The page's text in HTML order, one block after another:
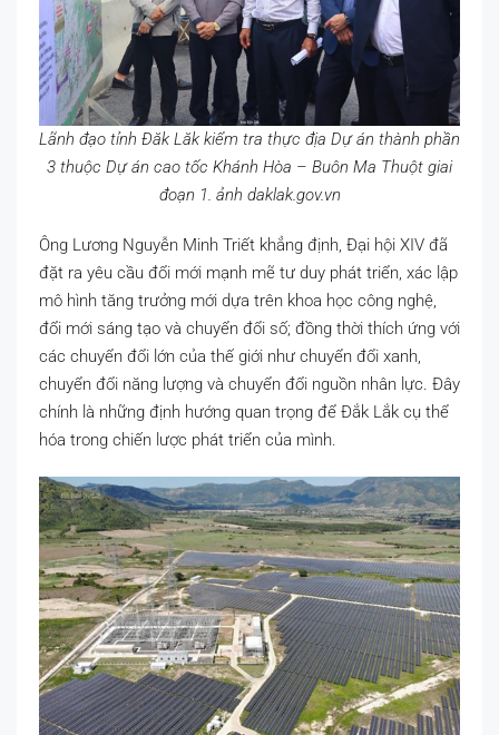
Lãnh đạo tỉnh Đăk Lăk kiểm tra thực địa Dự án thành phần
3 thuộc Dự án cao tốc Khánh Hòa – Buôn Ma Thuột giai
đoạn 1. ảnh daklak.gov.vn
Ông Lương Nguyễn Minh Triết khẳng định, Đại hội XIV đã
đặt ra yêu cầu đổi mới mạnh mẽ tư duy phát triển, xác lập
mô hình tăng trưởng mới dựa trên khoa học công nghệ,
đổi mới sáng tạo và chuyển đổi số; đồng thời thích ứng với
các chuyển đổi lớn của thế giới như chuyển đổi xanh,
chuyển đổi năng lượng và chuyển đổi nguồn nhân lực. Đây
chính là những định hướng quan trọng để Đắk Lắk cụ thể
hóa trong chiến lược phát triển của mình.